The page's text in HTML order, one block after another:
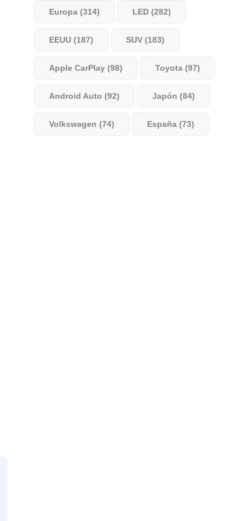
Europa (314) LED (282)
EEUU (187) SUV (183)
Apple CarPlay (98) Toyota (97)
Android Auto (92) Japón (84)
Volkswagen (74) España (73)